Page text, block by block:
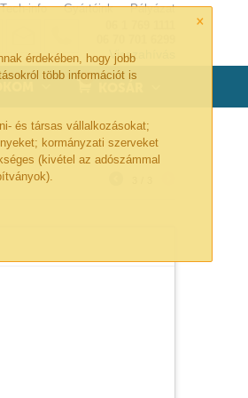
×
érdekében, hogy jobb
több információt is
és társas vállalkozásokat;
kormányzati szerveket
(kivétel az adószámmal
Tech-info Gyártóink
Pályázat
Visszahívás
0